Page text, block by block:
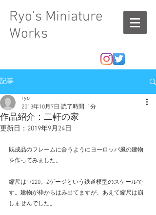
Ryo's Miniature
Works
記事
作品紹介：二軒の家
ryo
2013年10月7日 読了時間: 1分
更新日： 2019年9月24日
既成品のフレームに合うようにヨーロッパ風の建物
を作ってみました。
縮尺は1/220。Zゲージという鉄道模型のスケールで
す。建物が枠からはみ出てますが、あえて縮尺は崩
しませんでした。